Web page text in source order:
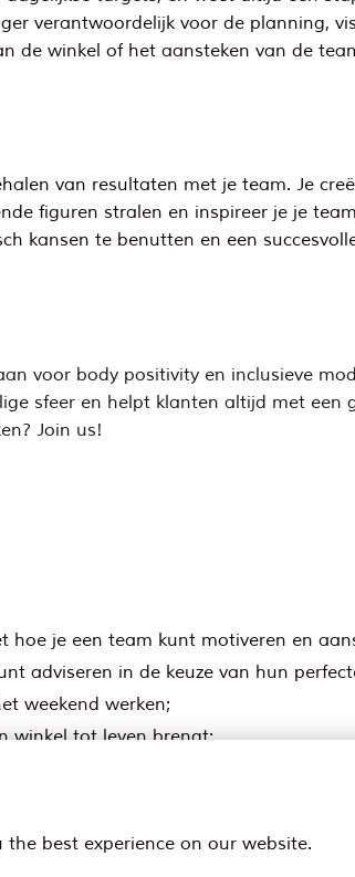
best experience on our website.
verantwoordelijk voor de planning,
de winkel of het aansteken van de
van resultaten met je team. Je
figuren stralen en inspireer je je
kansen te benutten en een
voor body positivity en inclusieve
sfeer en helpt klanten altijd met een
Join us!
je een team kunt motiveren en
adviseren in de keuze van hun
weekend werken;
winkel tot leven brengt;
mondeling als schriftelijk.